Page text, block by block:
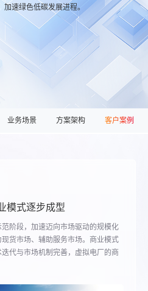
速绿色低碳发展进程。
业务场景 方案架构 客户案例
模式逐步成型
阶段，加速迈向市场驱动的规模化
货市场、辅助服务市场。商业模式
代与市场机制完善，虚拟电厂的商